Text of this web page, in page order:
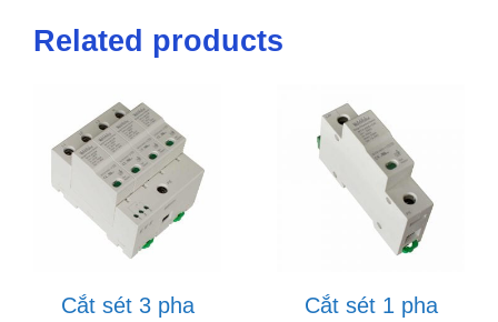
Related products
Cắt sét 3 pha
Cắt sét 1 pha